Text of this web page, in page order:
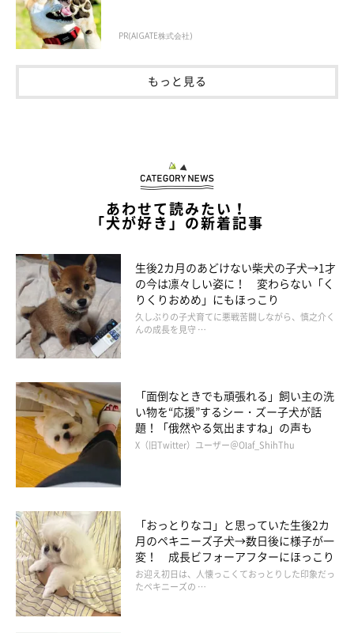
かぼすちゃんとおさんぽ。
今から２年前のかぼちゃんが10歳になる頃のことです。年を取
ってきたせいか、年にほんの数回ですが、朝までオシッコが我慢
できなかったことがあり、バスマットの上にしてあることがあり
ました。その度に、「かぼちゃん、バスマットはトイレじゃない
のよ」と言っていたのですが、ある日閃きました。「そうだ！バ
スマットをトイレにしちゃえばいいんじゃない？」
PR(AIGATE株式会社)
もっと見る
あわせて読みたい！
「犬が好き」の新着記事
生後2カ月のあどけない柴犬の子犬→1才
の今は凛々しい姿に！ 変わらない「く
りくりおめめ」にもほっこり
久しぶりの子犬育てに悪戦苦闘しながら、慎之介く
んの成長を見守 …
「面倒なときでも頑張れる」飼い主の洗
い物を“応援”するシー・ズー子犬が話
題！「俄然やる気出ますね」の声も
X（旧Twitter）ユーザー＠Olaf_ShihThu
「おっとりなコ」と思っていた生後2カ
月のペキニーズ子犬→数日後に様子が一
変！ 成長ビフォーアフターにほっこり
お迎え初日は、人懐っこくておっとりした印象だっ
たペキニーズの …